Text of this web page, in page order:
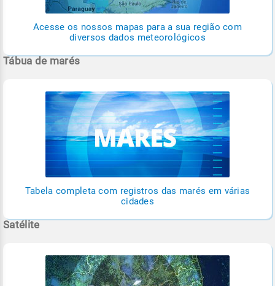
Acesse os nossos mapas para a sua região com
diversos dados meteorológicos
Tábua de marés
Tabela completa com registros das marés em várias
cidades
Satélite